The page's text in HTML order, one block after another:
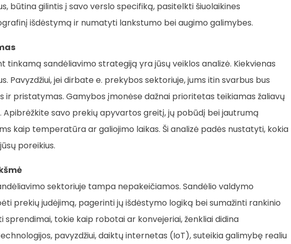
būtina gilintis į savo verslo specifiką, pasitelkti šiuolaikines
išdėstymą ir numatyti lankstumo bei augimo galimybes.
tinkamą sandėliavimo strategiją yra jūsų veiklos analizė. Kiekvienas
Pavyzdžiui, jei dirbate e. prekybos sektoriuje, jums itin svarbus bus
ir pristatymas. Gamybos įmonėse dažnai prioritetas teikiamas žaliavų
savo prekių apyvartos greitį, jų pobūdį bei jautrumą
kaip temperatūra ar galiojimo laikas. Ši analizė padės nustatyti, kokia
poreikius.
sektoriuje tampa nepakeičiamos. Sandėlio valdymo
prekių judėjimą, pagerinti jų išdėstymo logiką bei sumažinti rankinio
tokie kaip robotai ar konvejeriai, ženkliai didina
pavyzdžiui, daiktų internetas (IoT), suteikia galimybę realiu